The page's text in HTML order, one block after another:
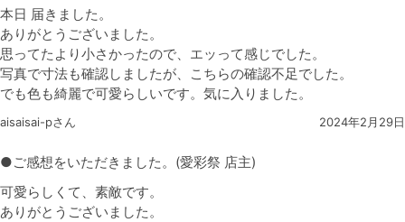
本日 届きました。
ありがとうございました。
思ってたより小さかったので、エッって感じでした。
写真で寸法も確認しましたが、こちらの確認不足でした。
でも色も綺麗で可愛らしいです。気に入りました。
aisaisai-pさん 2024年2月29日
●ご感想をいただきました。(愛彩祭 店主)
可愛らしくて、素敵です。
ありがとうございました。